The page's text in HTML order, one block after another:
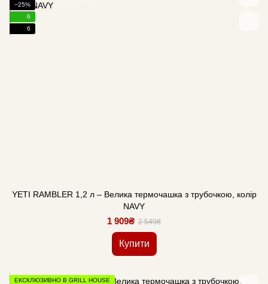
−25%
6
6
YETI RAMBLER 1,2 л – Велика термочашка з трубочкою, колір
NAVY
1 909₴ 2 549₴
Купити
ЕКСКЛЮЗИВНО В GRILL HOUSE